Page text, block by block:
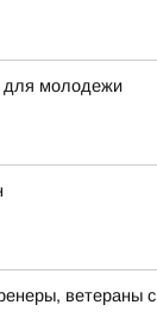
для молодежи
ветераны